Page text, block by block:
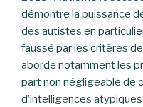
démontre la puissance
des autistes en
faussé par les critères
aborde notamment les
part non négligeable de
d’intelligences